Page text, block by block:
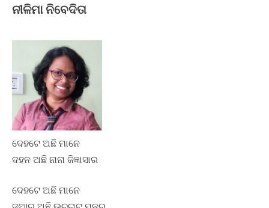
ନୀଳିମା ନିବେଦିତା
ଦେହଟେ ଅଛି ମାନେ
ଦହନ ଅଛି ନାନା ଜିଜ୍ଞାସାର
ଦେହଟେ ଅଛି ମାନେ